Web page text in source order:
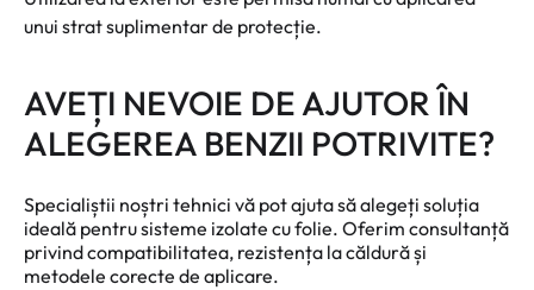
unui strat suplimentar de protecție.
AVEȚI NEVOIE DE AJUTOR ÎN
ALEGEREA BENZII POTRIVITE?
Specialiștii noștri tehnici vă pot ajuta să alegeți soluția
ideală pentru sisteme izolate cu folie. Oferim consultanță
privind compatibilitatea, rezistența la căldură și
metodele corecte de aplicare.